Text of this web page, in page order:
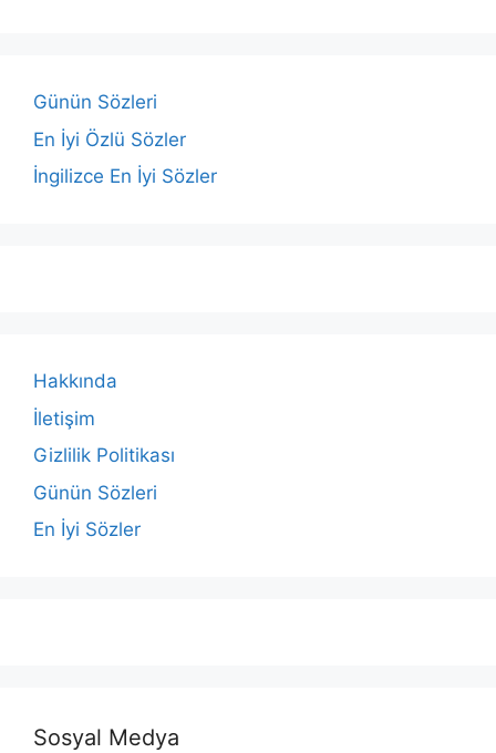
Günün Sözleri
En İyi Özlü Sözler
İngilizce En İyi Sözler
Hakkında
İletişim
Gizlilik Politikası
Günün Sözleri
En İyi Sözler
Sosyal Medya